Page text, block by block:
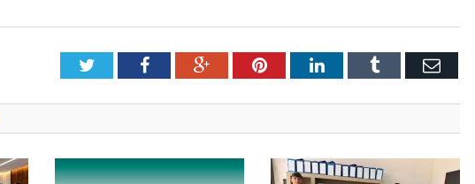
TwitterFacebookGoogle+PinterestLinkedInTumblr Email